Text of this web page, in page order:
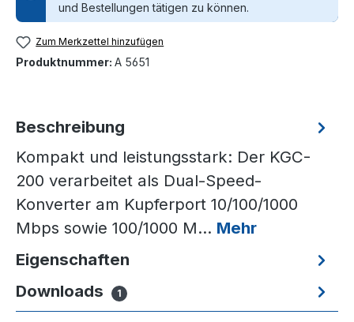
und Bestellungen tätigen zu können.
Zum Merkzettel hinzufügen
Produktnummer: A 5651
Beschreibung
Kompakt und leistungsstark: Der KGC-
200 verarbeitet als Dual-Speed-
Konverter am Kupferport 10/100/1000
Mbps sowie 100/1000 M… Mehr
Eigenschaften
Downloads
1